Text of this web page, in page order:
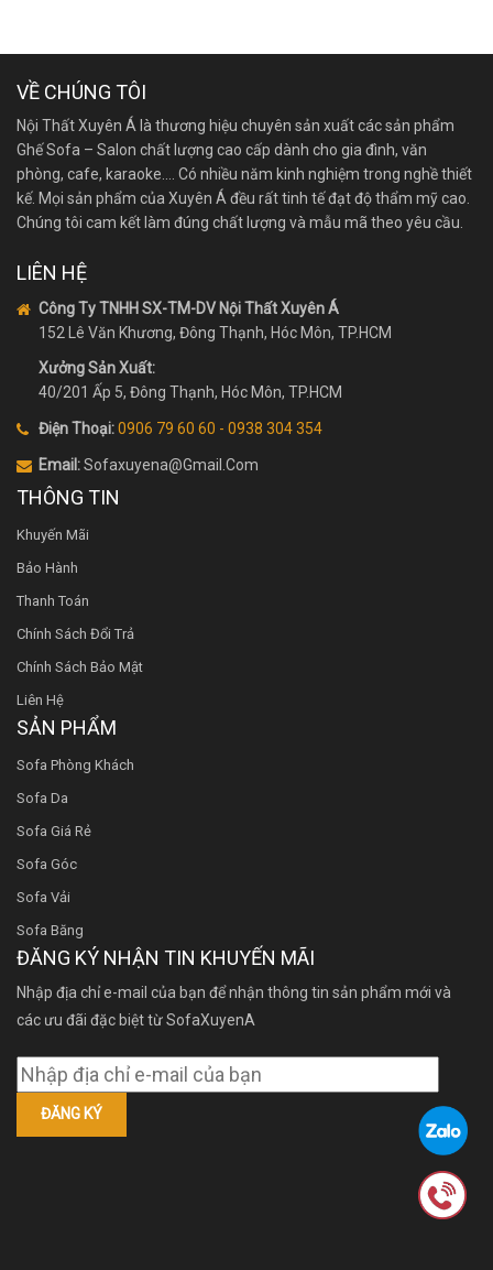
VỀ CHÚNG TÔI
Nội Thất Xuyên Á là thương hiệu chuyên sản xuất các sản phẩm
Ghế Sofa – Salon chất lượng cao cấp dành cho gia đình, văn
phòng, cafe, karaoke…. Có nhiều năm kinh nghiệm trong nghề thiết
kế. Mọi sản phẩm của Xuyên Á đều rất tinh tế đạt độ thẩm mỹ cao.
Chúng tôi cam kết làm đúng chất lượng và mẫu mã theo yêu cầu.
LIÊN HỆ
Công Ty TNHH SX-TM-DV Nội Thất Xuyên Á
152 Lê Văn Khương, Đông Thạnh, Hóc Môn, TP.HCM
Xưởng Sản Xuất:
40/201 Ấp 5, Đông Thạnh, Hóc Môn, TP.HCM
Điện Thoại:0906 79 60 60 - 0938 304 354
Email:Sofaxuyena@gmail.Com
THÔNG TIN
Khuyến Mãi
Bảo Hành
Thanh Toán
Chính Sách Đổi Trả
Chính Sách Bảo Mật
Liên Hệ
SẢN PHẨM
Sofa Phòng Khách
Sofa Da
Sofa Giá Rẻ
Sofa Góc
Sofa Vải
Sofa Băng
ĐĂNG KÝ NHẬN TIN KHUYẾN MÃI
Nhập địa chỉ e-mail của bạn để nhận thông tin sản phẩm mới và
các ưu đãi đặc biệt từ SofaXuyenA